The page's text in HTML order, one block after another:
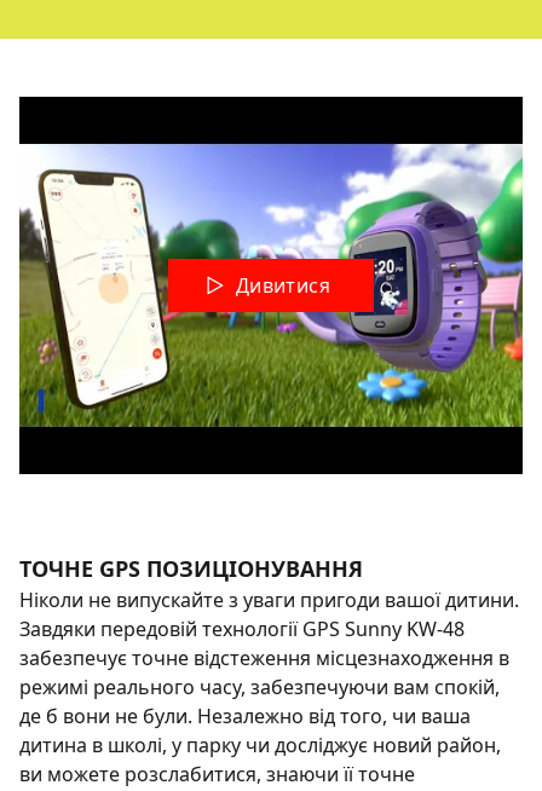
Дивитися
ТОЧНЕ GPS ПОЗИЦІОНУВАННЯ
Ніколи не випускайте з уваги пригоди вашої дитини.
Завдяки передовій технології GPS Sunny KW-48
забезпечує точне відстеження місцезнаходження в
режимі реального часу, забезпечуючи вам спокій,
де б вони не були. Незалежно від того, чи ваша
дитина в школі, у парку чи досліджує новий район,
ви можете розслабитися, знаючи її точне